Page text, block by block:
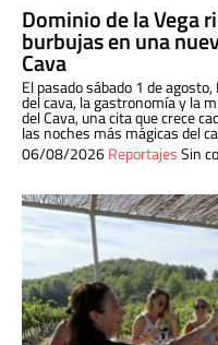
Dominio de la Vega
burbujas en una
Cava
El pasado sábado 1 de
del cava, la gastronomía y la
del Cava, una cita que crece
las noches más mágicas del
06/08/2026ReportajesSin